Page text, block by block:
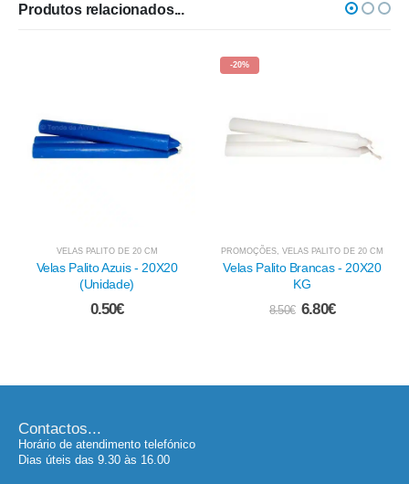
Produtos relacionados...
DE 20 CM
Azuis - 20X20
PROMOÇÕES VELAS PALITO DE 20 CM
Velas Palito Brancas - 20X20
VELAS
Velas Palito
Contactos...
Horário de atendimento telefónico
Dias úteis das 9.30 às 16.00